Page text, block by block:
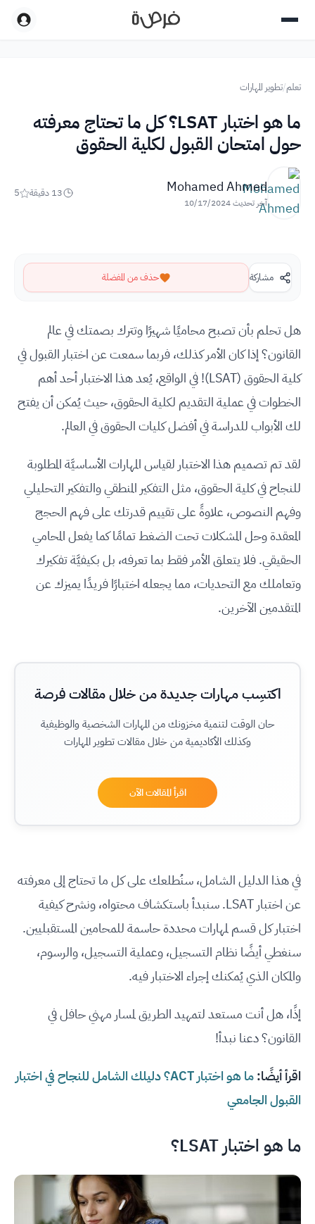
تعلم/تطوير المهارات
ما هو اختبار LSAT؟ كل ما تحتاج معرفته
حول امتحان القبول لكلية الحقوق
Mohamed Ahmed
آخر تحديث10/17/2024
13 دقيقة 5
مشاركة حذف من المفضلة
هل تحلم بأن تصبح محاميًا شهيرًا وتترك بصمتك في عالم
القانون؟ إذا كان الأمر كذلك، فربما سمعت عن اختبار القبول في
كلية الحقوق (LSAT)! في الواقع، يُعد هذا الاختبار أحد أهم
الخطوات في عملية التقديم لكلية الحقوق، حيث يُمكن أن يفتح
لك الأبواب للدراسة في أفضل كليات الحقوق في العالم.
لقد تم تصميم هذا الاختبار لقياس المهارات الأساسيَّة المطلوبة
للنجاح في كلية الحقوق، مثل التفكير المنطقي والتفكير التحليلي
وفهم النصوص، علاوةً على تقييم قدرتك على فهم الحجج
المعقدة وحل المشكلات تحت الضغط تمامًا كما يفعل المحامي
الحقيقي. فلا يتعلق الأمر فقط بما تعرفه، بل بكيفيَّة تفكيرك
وتعاملك مع التحديات، مما يجعله اختبارًا فريدًا يميزك عن
المتقدمين الآخرين.
اكتسِب مهارات جديدة من خلال مقالات فرصة
حان الوقت لتنمية مخزونك من المهارات الشخصية والوظيفية
وكذلك الأكاديمية من خلال مقالات تطوير المهارات
اقرأ المقالات الآن
في هذا الدليل الشامل، سنُطلعك على كل ما تحتاج إلى معرفته
عن اختبار LSAT. سنبدأ باستكشاف محتواه، ونشرح كيفية
اختبار كل قسم لمهارات محددة حاسمة للمحامين المستقبليين.
سنغطي أيضًا نظام التسجيل، وعملية التسجيل، والرسوم،
والمكان الذي يُمكنك إجراء الاختبار فيه.
إذًا، هل أنت مستعد لتمهيد الطريق لمسار مهني حافل في
القانون؟ دعنا نبدأ!
اقرأ أيضًا:
ما هو اختبار ACT؟ دليلك الشامل للنجاح في اختبار
القبول الجامعي
ما هو اختبار LSAT؟